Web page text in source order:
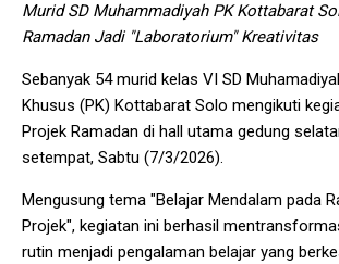
Murid SD Muhammadiyah PK Kottabarat
Ramadan Jadi "Laboratorium" Kreativitas
Sebanyak 54 murid kelas VI SD
Khusus (PK) Kottabarat Solo mengikuti
Projek Ramadan di hall utama gedung
setempat, Sabtu (7/3/2026).
Mengusung tema "Belajar Mendalam pada
Projek", kegiatan ini berhasil
rutin menjadi pengalaman belajar yang